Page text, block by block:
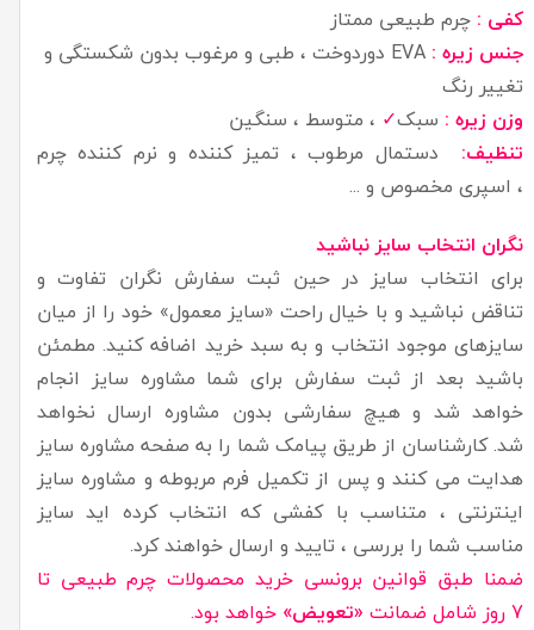
کفی : چرم طبیعی ممتاز
جنس زیره :
EVA دوردوخت ، طبی و مرغوب بدون شکستگی و
تغییر رنگ
وزن زیره : سبک✓ ، متوسط ، سنگین
تنظیف:
دستمال مرطوب ، تمیز کننده و نرم کننده چرم
، اسپری مخصوص و ...
نگران انتخاب سایز نباشید
برای انتخاب سایز در حین ثبت سفارش نگران تفاوت و
تناقض نباشید و با خیال راحت «سایز معمول» خود را از میان
سایزهای موجود انتخاب و به سبد خرید اضافه کنید. مطمئن
باشید بعد از ثبت سفارش برای شما مشاوره سایز انجام
خواهد شد و هیچ سفارشی بدون مشاوره ارسال نخواهد
شد. کارشناسان از طریق پیامک شما را به صفحه مشاوره سایز
هدایت می کنند و پس از تکمیل فرم مربوطه و مشاوره سایز
اینترنتی ، متناسب با کفشی که انتخاب کرده اید سایز
مناسب شما را بررسی ، تایید و ارسال خواهند کرد.
ضمنا طبق قوانین برونسی خرید محصولات چرم طبیعی تا
7 روز شامل ضمانت
«تعویض» خواهد بود.